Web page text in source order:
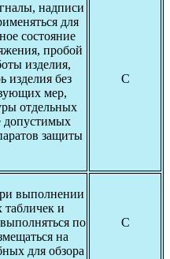
надписи
для
состояние
пробой
изделия,
изделия без
мер,
отдельных
допустимых
защиты
С
выполнении
табличек и
по
на
для обзора
С